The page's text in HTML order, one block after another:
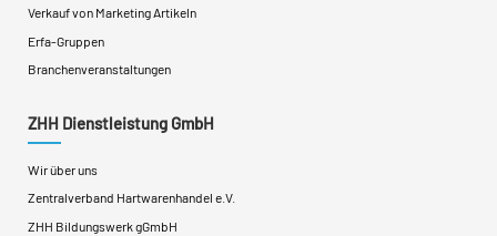
Verkauf von Marketing Artikeln
Erfa-Gruppen
Branchenveranstaltungen
ZHH Dienstleistung GmbH
Wir über uns
Zentralverband Hartwarenhandel e.V.
ZHH Bildungswerk gGmbH